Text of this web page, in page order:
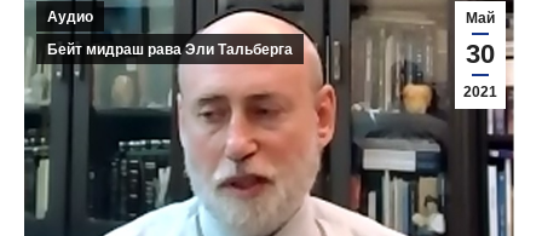
Май
30
2021
Аудио
Бейт мидраш рава Эли Тальберга